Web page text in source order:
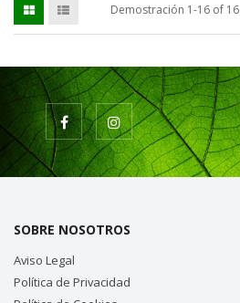
Demostración 1-16 of 16
SOBRE NOSOTROS
Aviso Legal
Política de Privacidad